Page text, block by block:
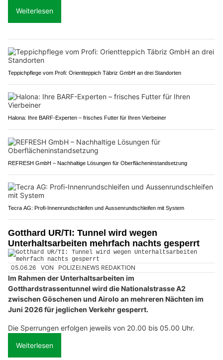
Weiterlesen
Teppichpflege vom Profi: Orientteppich Täbriz GmbH an drei Standorten
Halona: Ihre BARF-Experten – frisches Futter für Ihren Vierbeiner
REFRESH GmbH – Nachhaltige Lösungen für Oberflächeninstandsetzung
Tecra AG: Profi-Innenrundschleifen und Aussenrundschleifen mit System
Gotthard UR/TI: Tunnel wird wegen
Unterhaltsarbeiten mehrfach nachts gesperrt
05.06.26 VON POLIZEI.NEWS REDAKTION
Im Rahmen der Unterhaltsarbeiten im
Gotthardstrassentunnel wird die Nationalstrasse A2
zwischen Göschenen und Airolo an mehreren Nächten im
Juni 2026 für jeglichen Verkehr gesperrt.
Die Sperrungen erfolgen jeweils von 20.00 bis 05.00 Uhr.
Weiterlesen